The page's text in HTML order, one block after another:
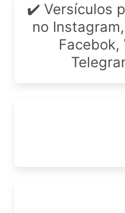
✔️ Versículos
no